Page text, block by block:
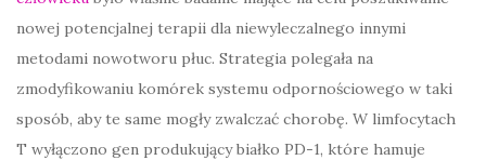
nowej potencjalnej terapii dla niewyleczalnego innymi
metodami nowotworu płuc. Strategia polegała na
zmodyfikowaniu komórek systemu odpornościowego w taki
sposób, aby te same mogły zwalczać chorobę. W limfocytach
T wyłączono gen produkujący białko PD-1, które hamuje